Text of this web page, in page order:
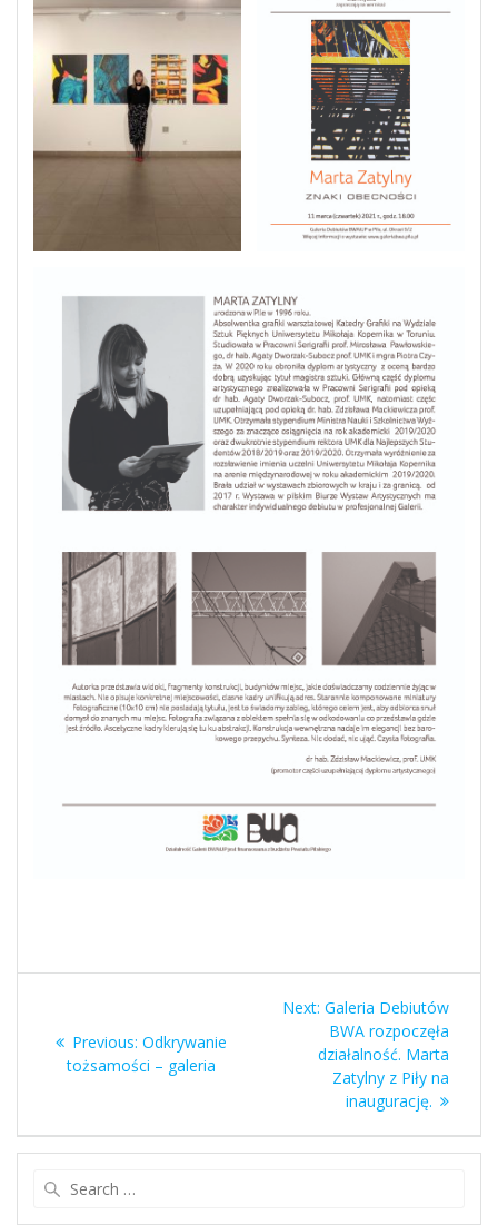
wpisu
Previous: Previous
post:
Odkrywanie
tożsamości – galeria
Next: Next
post:
Galeria Debiutów
BWA rozpoczęła
działalność. Marta
Zatylny z Piły na
inaugurację.